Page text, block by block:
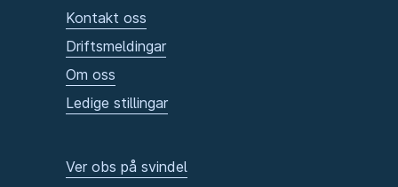
Kontakt oss
Driftsmeldingar
Om oss
Ledige stillingar
Ver obs på svindel